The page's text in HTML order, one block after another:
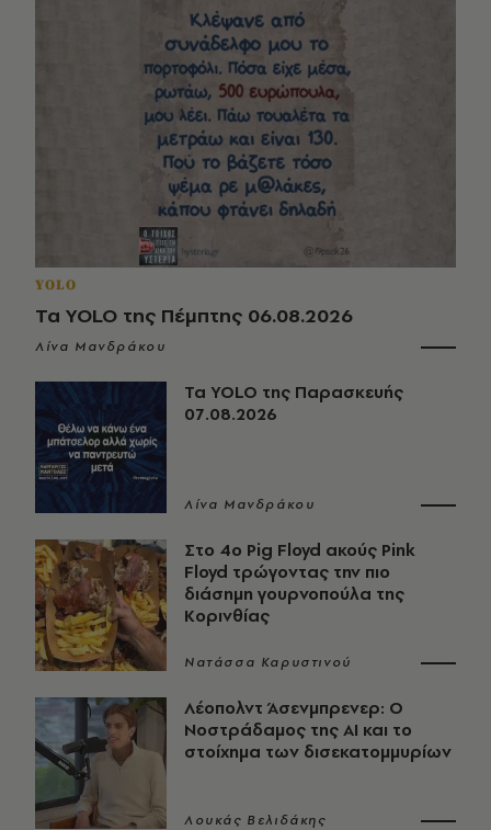
YOLO
Τα YOLO της Πέμπτης 06.08.2026
Λίνα Μανδράκου
Τα YOLO της Παρασκευής
07.08.2026
Λίνα Μανδράκου
Στο 4ο Pig Floyd ακούς Pink
Floyd τρώγοντας την πιο
διάσημη γουρνοπούλα της
Κορινθίας
Νατάσσα Καρυστινού
Λέοπολντ Άσενμπρενερ: Ο
Νοστράδαμος της AI και το
στοίχημα των δισεκατομμυρίων
Λουκάς Βελιδάκης